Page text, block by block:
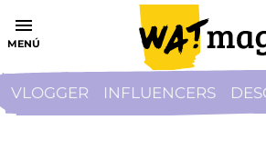
MENÚ
VLOGGER INFLUENCERS